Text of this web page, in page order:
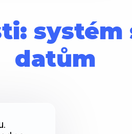
systém
datům